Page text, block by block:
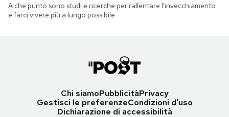
A che punto sono studi e ricerche per rallentare l'invecchiamento
e farci vivere più a lungo possibile
Chi siamoPubblicitàPrivacy
Gestisci le preferenzeCondizioni d'uso
Dichiarazione di accessibilità